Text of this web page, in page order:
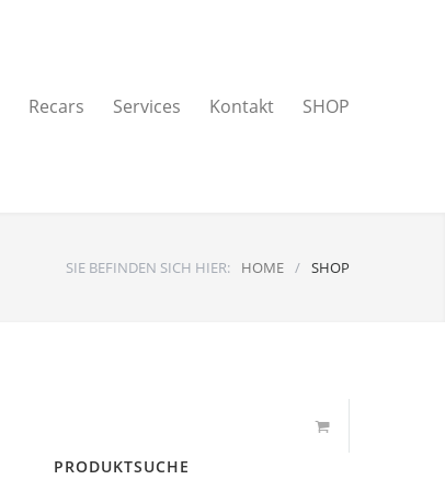
Recars Services Kontakt SHOP
SIE BEFINDEN SICH HIER: HOME / SHOP
PRODUKTSUCHE